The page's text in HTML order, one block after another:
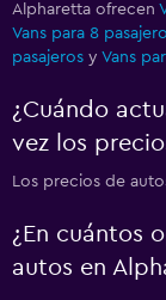
Alpharetta ofrecen
Vans para 8
pasajeros y Vans
¿Cuándo
vez los
Los precios de
¿En cuántos
autos en